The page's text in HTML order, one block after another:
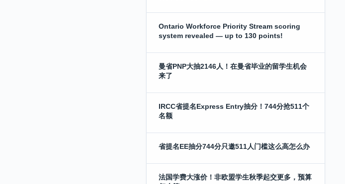
Ontario Workforce Priority Stream scoring
system revealed — up to 130 points!
曼省PNP大抽2146人！在曼省毕业的留学生机会
来了
IRCC省提名Express Entry抽分！744分抢511个
名额
省提名EE抽分744分只邀511人门槛这么高怎么办
法国学费大涨价！非欧盟学生秋季起交更多，预算